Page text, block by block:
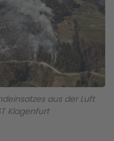
aus der Luft
Klagenfurt